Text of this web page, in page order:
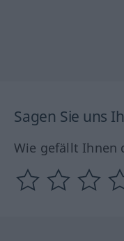
Sagen Sie uns
Wie gefällt Ihnen